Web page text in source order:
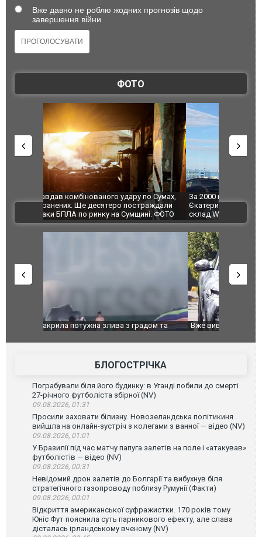
Вже давно не роблю жодних прогнозів щодо
завершення війни
ФОТО
За 2000 кілометрів від кордону з Україною: в
Єкатеринбурзі після атаки дронів загорівся
склад Wildberries. ФОТО. ВІДЕО
"Мої
ВІДЕО
Вже вивели на тести: Ferrari готує оновлення
Вийшов
фільму
БЛОГОСТРІЧКА
Пограбували біля його будинку: в Уганді побили до смерті
27-річного футболіста збірної (NV)
09.08.2026, 01:31
Просили заховати білизну. Новозеландська політикиня
вийшла на онлайн-зустріч з колегами з ванної — відео (NV)
09.08.2026, 01:01
У Бразилії під час матчу папуга залетів на поле і «атакував»
футболістів — відео (NV)
09.08.2026, 00:31
Невідомий дрон залетів до Болгарії та вибухнув біля
стратегічного газопроводу поблизу Румунії (Факти)
09.08.2026, 00:01
Відкриття американської суфражистки. 170 років тому
Юніс Фут пояснила суть парникового ефекту, але слава
дісталась ірландському вченому (NV)